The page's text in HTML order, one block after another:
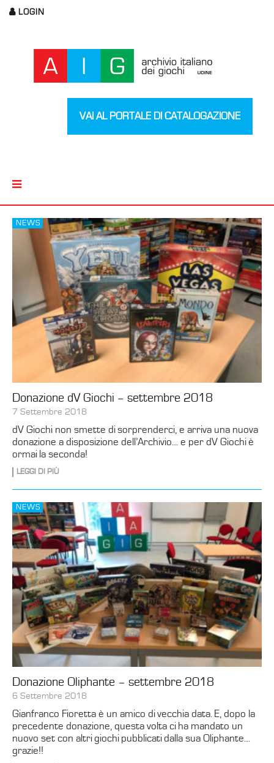
LOGIN
VAI AL PORTALE DI CATALOGAZIONE
NEWS
Donazione dV Giochi – settembre 2018
7 Settembre 2018
dV Giochi non smette di sorprenderci, e arriva una nuova
donazione a disposizione dell’Archivio… e per dV Giochi è
ormai la seconda!
LEGGI DI PIÙ
NEWS
Donazione Oliphante – settembre 2018
6 Settembre 2018
Gianfranco Fioretta è un amico di vecchia data. E, dopo la
precedente donazione, questa volta ci ha mandato un
nuovo set con altri giochi pubblicati dalla sua Oliphante…
grazie!!